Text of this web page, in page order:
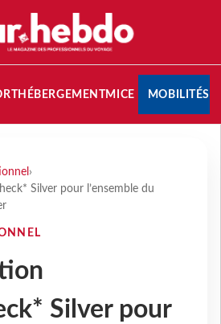
HÉBERGEMENTMICE MOBILITÉS
›
Silver pour l’ensemble du
Silver pour